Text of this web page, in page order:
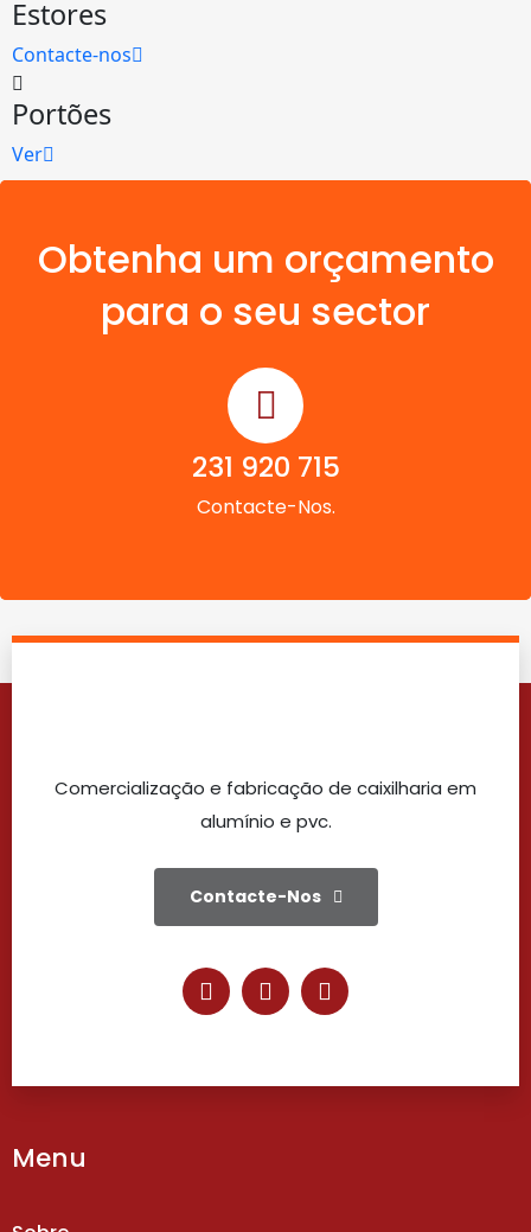
Estores
Contacte-nos
Portões
Ver
Obtenha um orçamento
para o seu sector
231 920 715
Contacte-Nos.
Comercialização e fabricação de caixilharia em
alumínio e pvc.
Contacte-Nos
Menu